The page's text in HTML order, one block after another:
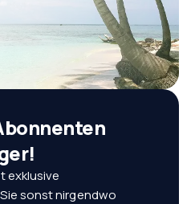
exklusive
sonst nirgendwo